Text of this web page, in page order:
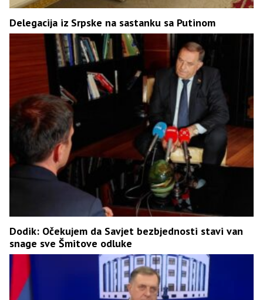
Delegacija iz Srpske na sastanku sa Putinom
Dodik: Očekujem da Savjet bezbjednosti stavi van
snage sve Šmitove odluke